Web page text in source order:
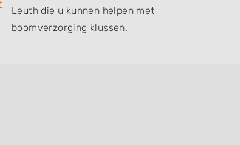
Leuth die u kunnen helpen met
boomverzorging klussen.